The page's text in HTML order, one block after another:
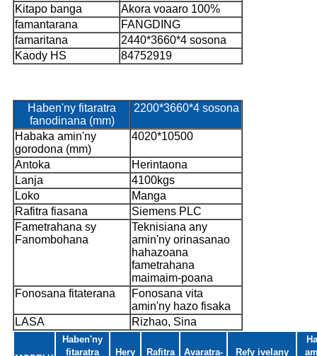
Kitapo banga
Akora voaaro 100%
famantarana
FANGDING
famaritana
2440*3660*4 sosona
Kaody HS
84752919
Haben'ny fitaratra
fanodinana (mm)
2200*3660*4 sosona
Habaka amin'ny
gorodona (mm)
4020*10500
Antoka
Herintaona
Lanja
4100kgs
Loko
Manga
Rafitra fiasana
Siemens PLC
Fametrahana sy
Fanombohana
Teknisiana any
amin'ny orinasanao
hahazoana
fametrahana
maimaim-poana
Fonosana fitaterana
Fonosana vita
amin'ny hazo fisaka
LASA
Rizhao, Sina
Haben'ny
fitaratra
Hery Rafitra Avaratra- Refy ivelany